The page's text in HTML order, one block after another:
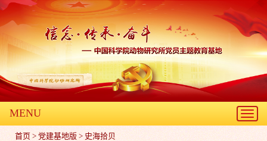
MENU
首页 > 党建基地版 > 史海拾贝